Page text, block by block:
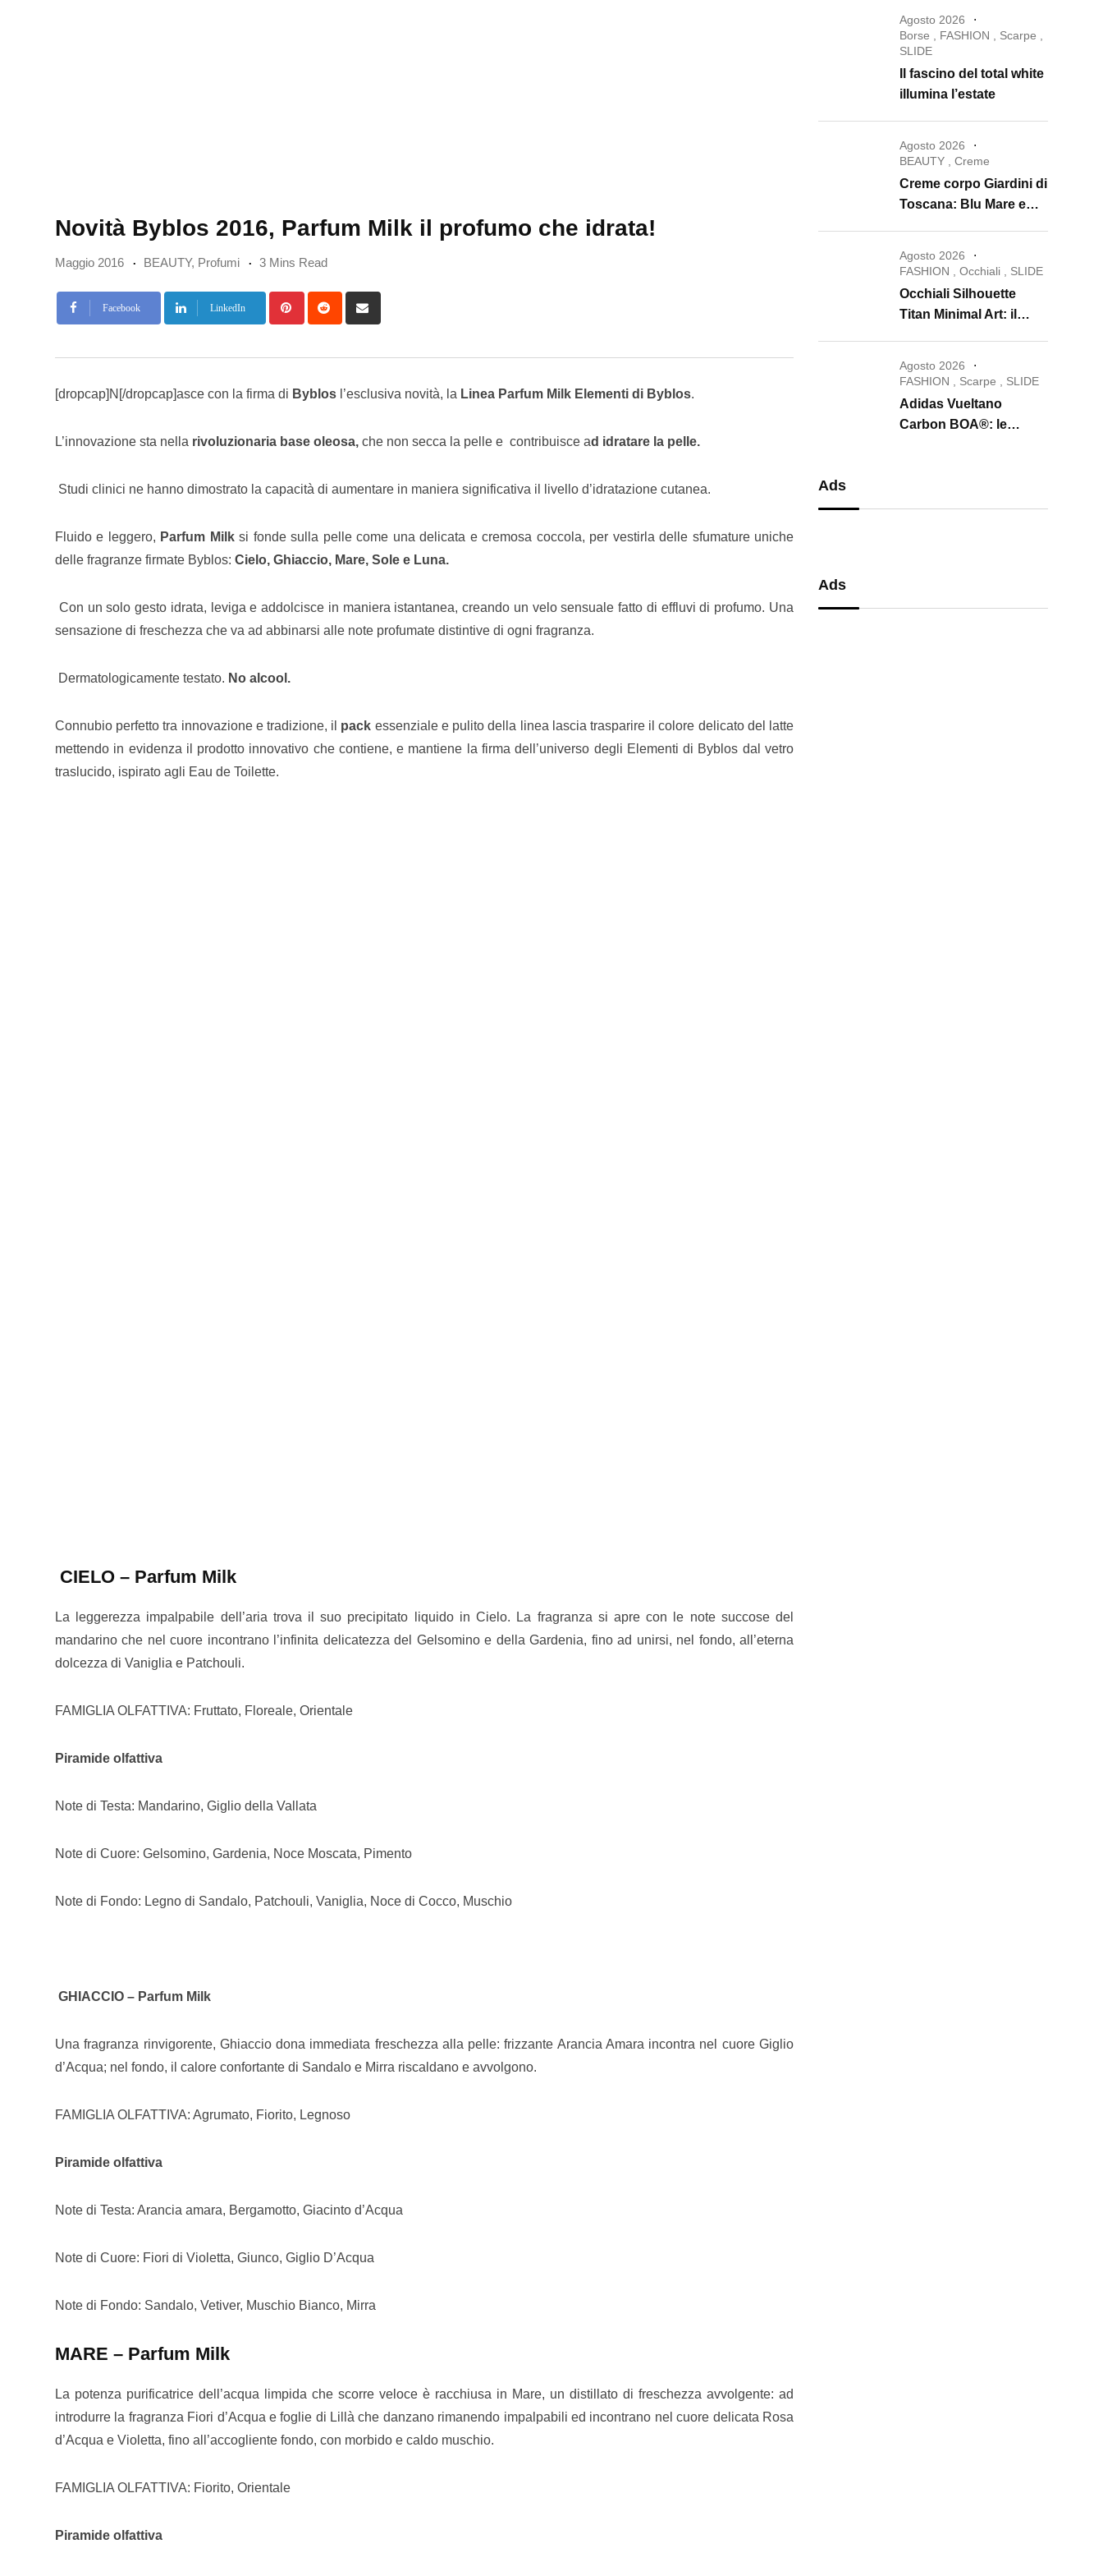
Novità Byblos 2016, Parfum Milk il profumo che idrata!
Maggio 2016 BEAUTY, Profumi 3 Mins Read
Facebook LinkedIn PinterestReddit
via
[dropcap]N[/dropcap]asce con la firma di Byblos l’esclusiva novità, la Linea Parfum Milk Elementi di Byblos.
L’innovazione sta nella rivoluzionaria base oleosa, che non secca la pelle e contribuisce ad idratare la pelle.
Studi clinici ne hanno dimostrato la capacità di aumentare in maniera significativa il livello d’idratazione cutanea.
Fluido e leggero, Parfum Milksi fonde sulla pelle come una delicata e cremosa coccola, per vestirla delle sfumature uniche
delle fragranze firmate Byblos: Cielo, Ghiaccio, Mare, Sole e Luna.
Con un solo gesto idrata, leviga e addolcisce in maniera istantanea, creando un velo sensuale fatto di effluvi di profumo. Una
sensazione di freschezza che va ad abbinarsi alle note profumate distintive di ogni fragranza.
Dermatologicamente testato. No alcool.
Connubio perfetto tra innovazione e tradizione, il pack essenziale e pulito della linea lascia trasparire il colore delicato del latte
mettendo in evidenza il prodotto innovativo che contiene, e mantiene la firma dell’universo degli Elementi di Byblos dal vetro
traslucido, ispirato agli Eau de Toilette.
CIELO – Parfum Milk
La leggerezza impalpabile dell’aria trova il suo precipitato liquido in Cielo. La fragranza si apre con le note succose del
mandarino che nel cuore incontrano l’infinita delicatezza del Gelsomino e della Gardenia, fino ad unirsi, nel fondo, all’eterna
dolcezza di Vaniglia e Patchouli.
FAMIGLIA OLFATTIVA: Fruttato, Floreale, Orientale
Piramide olfattiva
Note di Testa: Mandarino, Giglio della Vallata
Note di Cuore: Gelsomino, Gardenia, Noce Moscata, Pimento
Note di Fondo: Legno di Sandalo, Patchouli, Vaniglia, Noce di Cocco, Muschio
GHIACCIO – Parfum Milk
Una fragranza rinvigorente, Ghiaccio dona immediata freschezza alla pelle: frizzante Arancia Amara incontra nel cuore Giglio
d’Acqua; nel fondo, il calore confortante di Sandalo e Mirra riscaldano e avvolgono.
FAMIGLIA OLFATTIVA: Agrumato, Fiorito, Legnoso
Piramide olfattiva
Note di Testa: Arancia amara, Bergamotto, Giacinto d’Acqua
Note di Cuore: Fiori di Violetta, Giunco, Giglio D’Acqua
Note di Fondo: Sandalo, Vetiver, Muschio Bianco, Mirra
MARE – Parfum Milk
La potenza purificatrice dell’acqua limpida che scorre veloce è racchiusa in Mare, un distillato di freschezza avvolgente: ad
introdurre la fragranza Fiori d’Acqua e foglie di Lillà che danzano rimanendo impalpabili ed incontrano nel cuore delicata Rosa
d’Acqua e Violetta, fino all’accogliente fondo, con morbido e caldo muschio.
FAMIGLIA OLFATTIVA: Fiorito, Orientale
Piramide olfattiva
Agosto 2026
Borse
FASHION Scarpe
SLIDE
Il fascino del total white
illumina l’estate
Agosto 2026
BEAUTY
Creme
Creme corpo Giardini di
Toscana: Blu Mare e
di lusso
Agosto 2026
FASHION
Occhiali SLIDE
Occhiali Silhouette
Titan Minimal Art: il
conquista il 2026
Agosto 2026
FASHION
Scarpe SLIDE
Adidas Vueltano
Carbon BOA®: le
precisione
Ads
Ads